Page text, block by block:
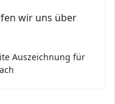
wir uns über
Auszeichnung für